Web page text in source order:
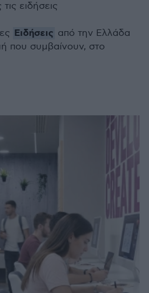
ειδήσεις
Ειδήσεις από την Ελλάδα
που συμβαίνουν, στο